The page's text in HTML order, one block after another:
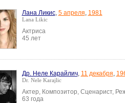
Лана Ликис, 5 апреля, 1981
Lana Likic
Актриса
45 лет
Др. Неле Карайлич, 11 декабря,
Dr. Nele Karajlic
Актер, Композитор, Сценарист,
63 года